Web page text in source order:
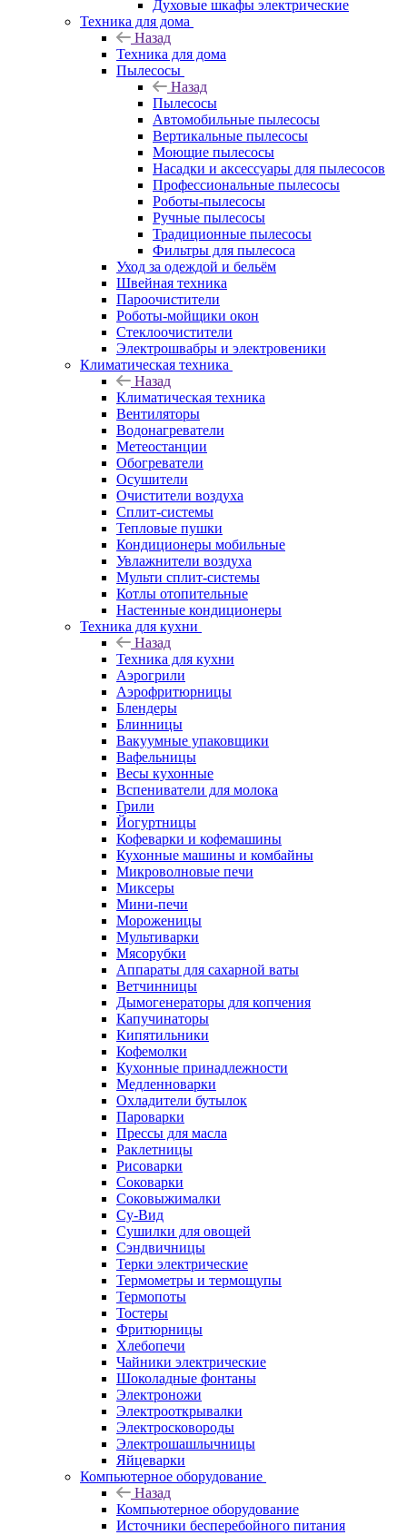
Духовые шкафы электрические
Техника для дома
Назад
Техника для дома
Пылесосы
Назад
Пылесосы
Автомобильные пылесосы
Вертикальные пылесосы
Моющие пылесосы
Насадки и аксессуары для пылесосов
Профессиональные пылесосы
Роботы-пылесосы
Ручные пылесосы
Традиционные пылесосы
Фильтры для пылесоса
Уход за одеждой и бельём
Швейная техника
Пароочистители
Роботы-мойщики окон
Стеклоочистители
Электрошвабры и электровеники
Климатическая техника
Назад
Климатическая техника
Вентиляторы
Водонагреватели
Метеостанции
Обогреватели
Осушители
Очистители воздуха
Сплит-системы
Тепловые пушки
Кондиционеры мобильные
Увлажнители воздуха
Мульти сплит-системы
Котлы отопительные
Настенные кондиционеры
Техника для кухни
Назад
Техника для кухни
Аэрогрили
Аэрофритюрницы
Блендеры
Блинницы
Вакуумные упаковщики
Вафельницы
Весы кухонные
Вспениватели для молока
Грили
Йогуртницы
Кофеварки и кофемашины
Кухонные машины и комбайны
Микроволновые печи
Миксеры
Мини-печи
Мороженицы
Мультиварки
Мясорубки
Аппараты для сахарной ваты
Ветчинницы
Дымогенераторы для копчения
Капучинаторы
Кипятильники
Кофемолки
Кухонные принадлежности
Медленноварки
Охладители бутылок
Пароварки
Прессы для масла
Раклетницы
Рисоварки
Соковарки
Соковыжималки
Су-Вид
Сушилки для овощей
Сэндвичницы
Терки электрические
Термометры и термощупы
Термопоты
Тостеры
Фритюрницы
Хлебопечи
Чайники электрические
Шоколадные фонтаны
Электроножи
Электрооткрывалки
Электросковороды
Электрошашлычницы
Яйцеварки
Компьютерное оборудование
Назад
Компьютерное оборудование
Источники бесперебойного питания